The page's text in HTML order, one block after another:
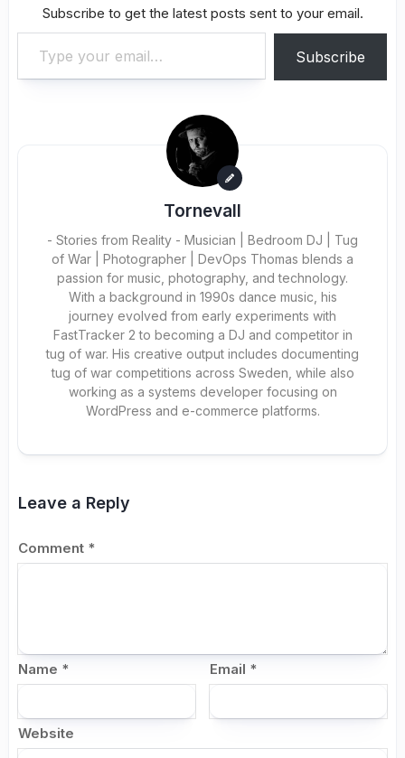
Subscribe to get the latest posts sent to your email.
Type your email…
Subscribe
Tornevall
- Stories from Reality - Musician | Bedroom DJ | Tug
of War | Photographer | DevOps Thomas blends a
passion for music, photography, and technology.
With a background in 1990s dance music, his
journey evolved from early experiments with
FastTracker 2 to becoming a DJ and competitor in
tug of war. His creative output includes documenting
tug of war competitions across Sweden, while also
working as a systems developer focusing on
WordPress and e-commerce platforms.
Leave a Reply
Comment *
Name * Email *
Website